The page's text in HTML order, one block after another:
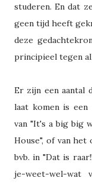
studeren. En dat
geen tijd heeft
deze
principieel tegen
Er zijn een aantal
laat komen is
van "It's a big big
House", of van het
bvb. in "Dat is
je-weet-wel-wat